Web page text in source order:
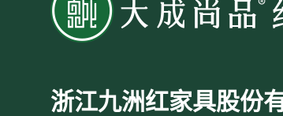
浙江九洲红家具股份